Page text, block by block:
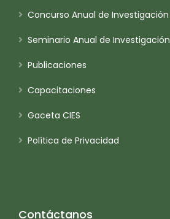
Concurso Anual de Investigación
Seminario Anual de Investigación
Publicaciones
Capacitaciones
Gaceta CIES
Política de Privacidad
Contáctanos